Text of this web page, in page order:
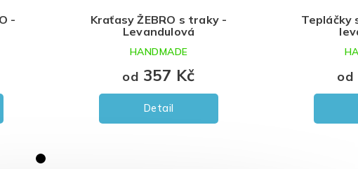
Kraťasy ŽEBRO s traky -
Levandulová
357 Kč
levandulová
477 Kč